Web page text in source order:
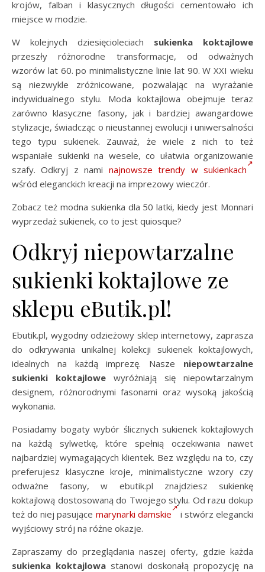
krojów, falban i klasycznych długości cementowało ich
miejsce w modzie.
W kolejnych dziesięcioleciach sukienka koktajlowe
przeszły różnorodne transformacje, od odważnych
wzorów lat 60. po minimalistyczne linie lat 90. W XXI wieku
są niezwykle zróżnicowane, pozwalając na wyrażanie
indywidualnego stylu. Moda koktajlowa obejmuje teraz
zarówno klasyczne fasony, jak i bardziej awangardowe
stylizacje, świadcząc o nieustannej ewolucji i uniwersalności
tego typu sukienek. Zauważ, że wiele z nich to też
wspaniałe sukienki na wesele, co ułatwia organizowanie
szafy. Odkryj z nami najnowsze trendy w sukienkach
wśród eleganckich kreacji na imprezowy wieczór.
Zobacz też modna sukienka dla 50 latki, kiedy jest Monnari
wyprzedaż sukienek, co to jest quiosque?
Odkryj niepowtarzalne
sukienki koktajlowe ze
sklepu eButik.pl!
Ebutik.pl, wygodny odzieżowy sklep internetowy, zaprasza
do odkrywania unikalnej kolekcji sukienek koktajlowych,
idealnych na każdą imprezę. Nasze niepowtarzalne
sukienki koktajlowe wyróżniają się niepowtarzalnym
designem, różnorodnymi fasonami oraz wysoką jakością
wykonania.
Posiadamy bogaty wybór ślicznych sukienek koktajlowych
na każdą sylwetkę, które spełnią oczekiwania nawet
najbardziej wymagających klientek. Bez względu na to, czy
preferujesz klasyczne kroje, minimalistyczne wzory czy
odważne fasony, w ebutik.pl znajdziesz sukienkę
koktajlową dostosowaną do Twojego stylu. Od razu dokup
też do niej pasujące marynarki damskie
i stwórz elegancki
wyjściowy strój na różne okazje.
Zapraszamy do przeglądania naszej oferty, gdzie każda
sukienka koktajlowa stanowi doskonałą propozycję na